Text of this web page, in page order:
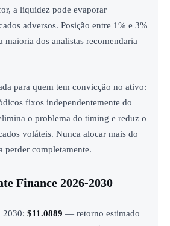
a liquidez pode evaporar
adversos. Posição entre 1% e 3%
maioria dos analistas recomendaria
para quem tem convicção no ativo:
fixos independentemente do
o problema do timing e reduz o
voláteis. Nunca alocar mais do
perder completamente.
Finance 2026-2030
2030: $11.0889 — retorno estimado